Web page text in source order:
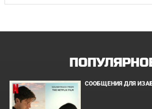
СООБЩЕНИЯ ДЛЯ